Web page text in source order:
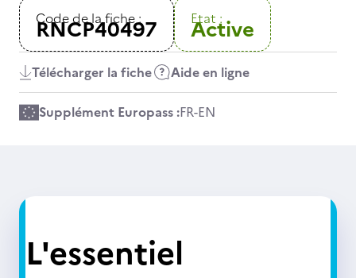
Code de la fiche :
RNCP40497 Etat :
Active
Télécharger la fiche Aide en ligne
Supplément Europass :FR-EN
L'essentiel